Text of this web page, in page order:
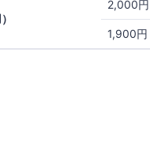
2,000円
1,900円